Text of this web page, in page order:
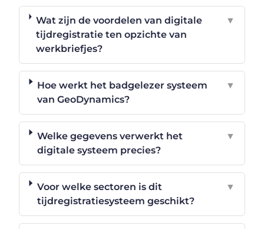
Wat zijn de voordelen van digitale
tijdregistratie ten opzichte van
werkbriefjes?
▼
Hoe werkt het badgelezer systeem
van GeoDynamics?
▼
Welke gegevens verwerkt het
digitale systeem precies?
▼
Voor welke sectoren is dit
tijdregistratiesysteem geschikt?
▼